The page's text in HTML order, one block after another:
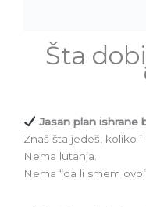
Šta
Jasan plan ishrane
Znaš šta jedeš, koliko i
Nema lutanja.
Nema “da li smem ovo”.